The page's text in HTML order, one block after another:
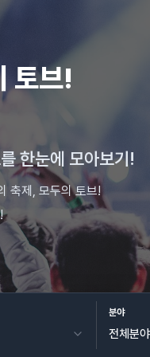
토브!
한눈에 모아보기!
축제, 모두의 토브!
분야